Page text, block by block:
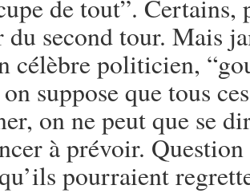
de tout”.
du second tour. Mais
célèbre politicien,
suppose que tous
on ne peut que se
à prévoir.
pourraient